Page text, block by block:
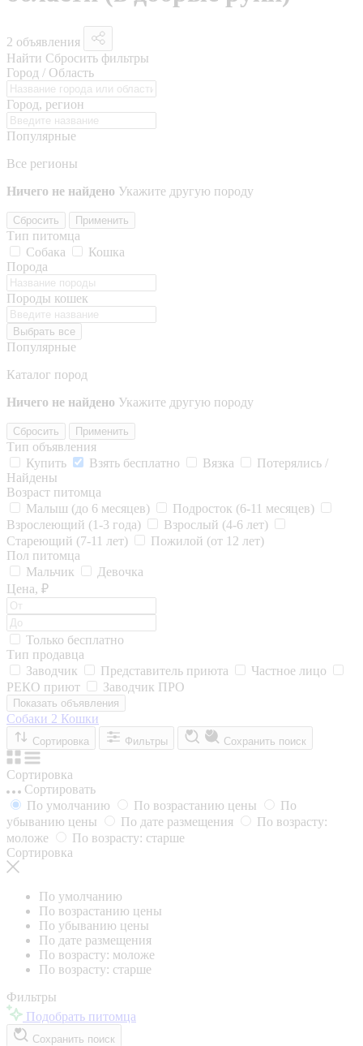
2 объявления
Найти Сбросить фильтры
Город / Область
Город, регион
Популярные
Все регионы
Ничего не найдено Укажите другую породу
Сбросить Применить
Тип питомца
Собака
Кошка
Порода
Породы кошек
Выбрать все
Популярные
Каталог пород
Ничего не найдено Укажите другую породу
Сбросить Применить
Тип объявления
Купить
Взять бесплатно Вязка
Потерялись /
Найдены
Возраст питомца
Малыш (до 6 месяцев)
Подросток (6-11 месяцев)
Взрослеющий (1-3 года)
Взрослый (4-6 лет)
Стареющий (7-11 лет)
Пожилой (от 12 лет)
Пол питомца
Мальчик
Девочка
Цена, ₽
Только бесплатно
Тип продавца
Заводчик
Представитель приюта
Частное лицо
РЕКО приют
Заводчик ПРО
Показать объявления
Собаки 2 Кошки
Сортировка Фильтры Сохранить поиск
Сортировка
Сортировать
По умолчанию
По возрастанию цены
По
убыванию цены
По дате размещения
По возрасту:
моложе
По возрасту: старше
Сортировка
По умолчанию
По возрастанию цены
По убыванию цены
По дате размещения
По возрасту: моложе
По возрасту: старше
Фильтры
Подобрать питомца
Сохранить поиск